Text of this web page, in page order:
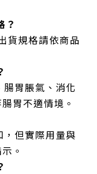
？
貨規格請依商品
胃脹氣、消化
胃不適情境。
但實際用量與
。